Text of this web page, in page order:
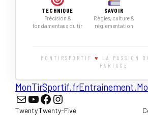
TECHNIQUE
Précision &
fondamentaux du tir
SAVOIR
Règles, culture &
réglementation
MONTIRSPORTIF ♥
LA PASSION
PARTAGE
MonTirSportif.fr
Nous écrire
YouTube
Facebook
Instagram
Twenty Twenty-Five